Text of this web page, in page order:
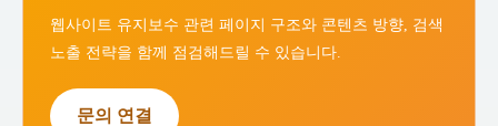
웹사이트 유지보수 관련 페이지 구조와 콘텐츠 방향, 검색
노출 전략을 함께 점검해드릴 수 있습니다.
문의 연결